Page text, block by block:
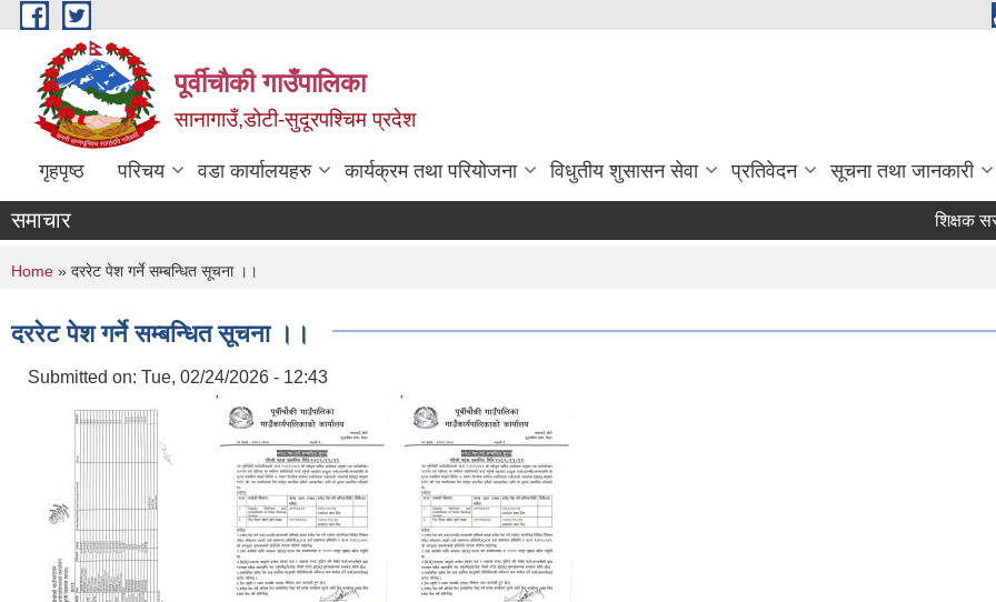
Skip to main content
पूर्वीचौकी गाउँपालिका
सानागाउँ,डोटी-सुदूरपश्चिम प्रदेश
गृहपृष्ठ परिचय वडा कार्यालयहरु कार्यक्रम तथा परियोजना विधुतीय शुसासन सेवा प्रतिवेदन सूचना तथा जानकारी
समाचार शिक्षक
You are here
Home » दररेट पेश गर्ने सम्बन्धित सूचना ।।
दररेट पेश गर्ने सम्बन्धित सूचना ।।
Submitted on: Tue, 02/24/2026 - 12:43